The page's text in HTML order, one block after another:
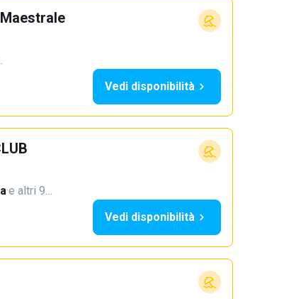
Vedi disponibilità
·e altri 9…
Vedi disponibilità